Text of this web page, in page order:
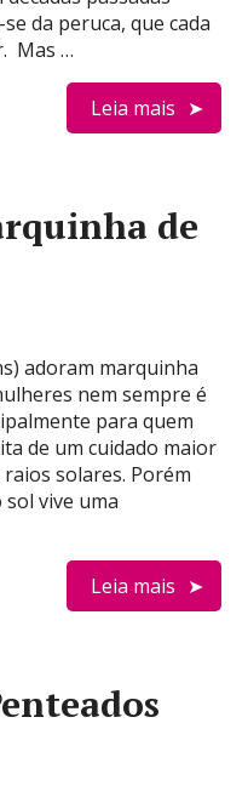
da peruca, que cada
Mas …
Leia mais
de
adoram marquinha
nem sempre é
para quem
de um cuidado maior
solares. Porém
vive uma
Leia mais